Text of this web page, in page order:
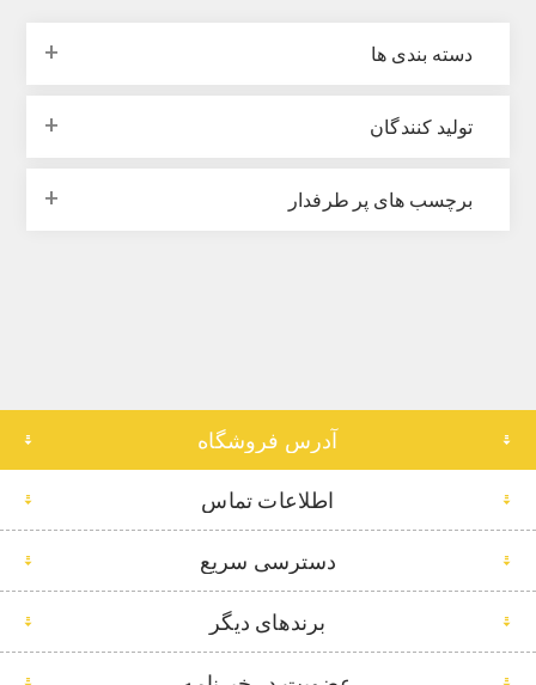
دسته بندی ها
تولید کنندگان
برچسب های پر طرفدار
آدرس فروشگاه
اطلاعات تماس
دسترسی سریع
برندهای دیگر